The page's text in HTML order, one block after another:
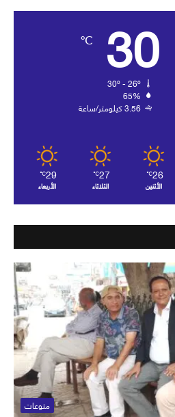
30
℃
65%
3.56 كيلومتر/ساعة
26
℃
الأثنين
27
℃
الثلاثاء
29
℃
الأربعاء
منوعات